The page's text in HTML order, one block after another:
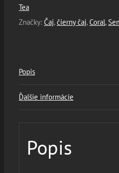
Tea
Značky: Čaj,čierny čaj,Coral,
Popis
Ďalšie informácie
Popis